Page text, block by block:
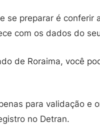
se preparar é conferir
com os dados do
de Roraima, você
para validação e
no Detran.